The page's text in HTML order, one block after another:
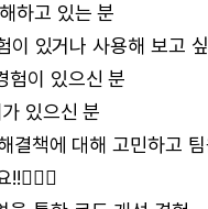
하고 있는 분
있거나 사용해 보고
험이 있으신 분
있으신 분
결책에 대해 고민하고
!!🙆🏻‍♂️